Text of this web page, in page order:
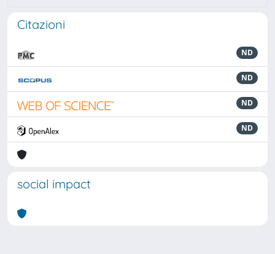
Citazioni
ND
ND
ND
ND
social impact